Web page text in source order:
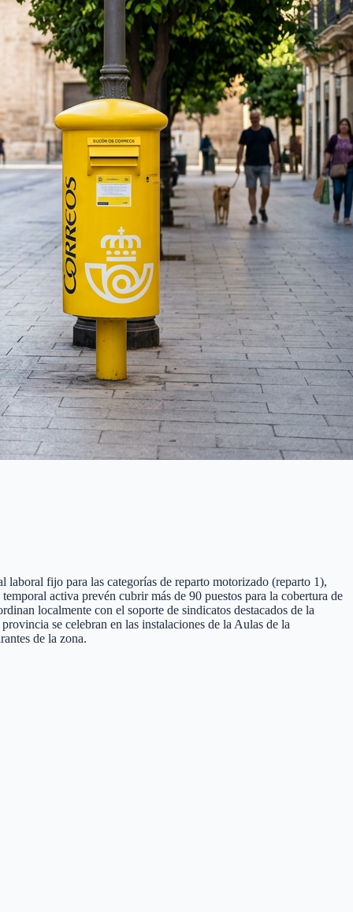
laboral fijo para las categorías de reparto motorizado (reparto 1),
activa prevén cubrir más de 90 puestos para la cobertura de
localmente con el soporte de sindicatos destacados de la
se celebran en las instalaciones de la Aulas de la
de la zona.